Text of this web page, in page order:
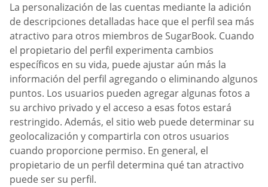
La personalización de las cuentas mediante la adición
de descripciones detalladas hace que el perfil sea más
atractivo para otros miembros de SugarBook. Cuando
el propietario del perfil experimenta cambios
específicos en su vida, puede ajustar aún más la
información del perfil agregando o eliminando algunos
puntos. Los usuarios pueden agregar algunas fotos a
su archivo privado y el acceso a esas fotos estará
restringido. Además, el sitio web puede determinar su
geolocalización y compartirla con otros usuarios
cuando proporcione permiso. En general, el
propietario de un perfil determina qué tan atractivo
puede ser su perfil.